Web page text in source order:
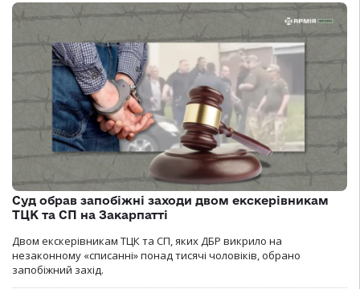
Суд обрав запобіжні заходи двом екскерівникам
ТЦК та СП на Закарпатті
Двом екскерівникам ТЦК та СП, яких ДБР викрило на
незаконному «списанні» понад тисячі чоловіків, обрано
запобіжний захід.